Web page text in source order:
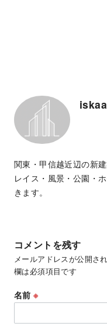
iskaa
関東・甲信越近辺の新
レイス・風景・公園・
きます。
コメントを残す
メールアドレスが公開さ
欄は必須項目です
名前※